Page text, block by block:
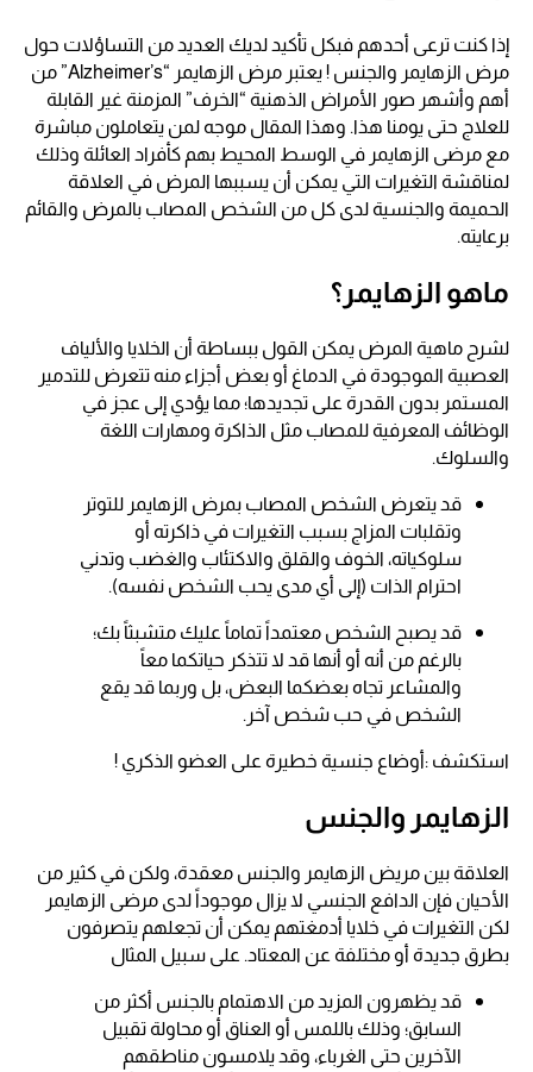
إذا كنت ترعى أحدهم فبكل تأكيد لديك العديد من التساؤلات حول
مرض الزهايمر والجنس ! يعتبر مرض الزهايمر “Alzheimer’s” من
أهم وأشهر صور الأمراض الذهنية “الخرف” المزمنة غير القابلة
للعلاج حتى يومنا هذا. وهذا المقال موجه لمن يتعاملون مباشرة
مع مرضى الزهايمر في الوسط المحيط بهم كأفراد العائلة وذلك
لمناقشة التغيرات التي يمكن أن يسببها المرض في العلاقة
الحميمة والجنسية لدى كل من الشخص المصاب بالمرض والقائم
برعايته.
ماهو الزهايمر؟
لشرح ماهية المرض يمكن القول ببساطة أن الخلايا والألياف
العصبية الموجودة في الدماغ أو بعض أجزاء منه تتعرض للتدمير
المستمر بدون القدرة على تجديدها؛ مما يؤدي إلى عجز في
الوظائف المعرفية للمصاب مثل الذاكرة ومهارات اللغة
والسلوك.
قد يتعرض الشخص المصاب بمرض الزهايمر للتوتر
وتقلبات المزاج بسبب التغيرات في ذاكرته أو
سلوكياته، الخوف والقلق والاكتئاب والغضب وتدني
احترام الذات (إلى أي مدى يحب الشخص نفسه).
قد يصبح الشخص معتمداً تماماً عليك متشبثاً بك؛
بالرغم من أنه أو أنها قد لا تتذكر حياتكما معاً
والمشاعر تجاه بعضكما البعض، بل وربما قد يقع
الشخص في حب شخص آخر.
استكشف :أوضاع جنسية خطيرة على العضو الذكري !
الزهايمر والجنس
العلاقة بين مريض الزهايمر والجنس معقدة، ولكن في كثير من
الأحيان فإن الدافع الجنسي لا يزال موجوداً لدى مرضى الزهايمر
لكن التغيرات في خلايا أدمغتهم يمكن أن تجعلهم يتصرفون
بطرق جديدة أو مختلفة عن المعتاد. على سبيل المثال
قد يظهرون المزيد من الاهتمام بالجنس أكثر من
السابق؛ وذلك باللمس أو العناق أو محاولة تقبيل
الآخرين حتى الغرباء، وقد يلامسون مناطقهم